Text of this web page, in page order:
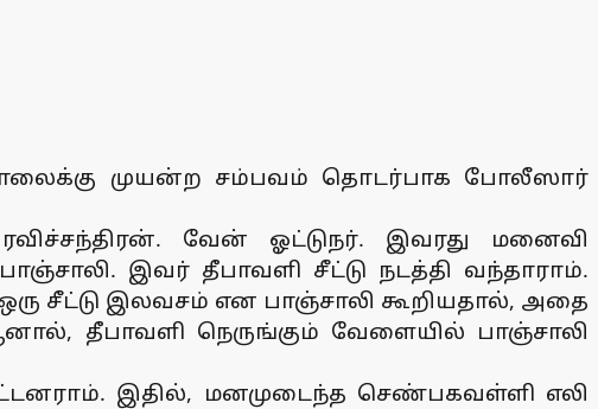
முயன்ற சம்பவம் தொடர்பாக போலீஸார்
வேன் ஓட்டுநர். இவரது மனைவி
இவர் தீபாவளி சீட்டு நடத்தி வந்தாராம்.
சீட்டு இலவசம் என பாஞ்சாலி கூறியதால், அதை
தீபாவளி நெருங்கும் வேளையில் பாஞ்சாலி
இதில், மனமுடைந்த செண்பகவள்ளி எலி